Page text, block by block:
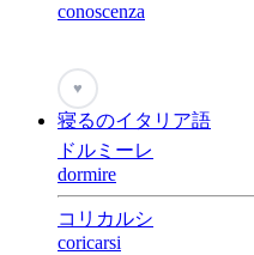
conoscenza
♥
寝るのイタリア語
ドルミーレ
dormire
コリカルシ
coricarsi